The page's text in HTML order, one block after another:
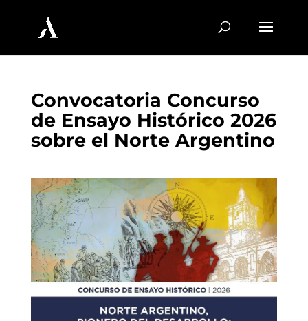
Convocatoria Concurso
de Ensayo Histórico 2026
sobre el Norte Argentino